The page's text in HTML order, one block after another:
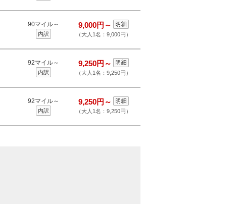
90マイル～
内訳
9,000円～
（大人1名：9,000円）
92マイル～
内訳
9,250円～
（大人1名：9,250円）
92マイル～
内訳
9,250円～
（大人1名：9,250円）